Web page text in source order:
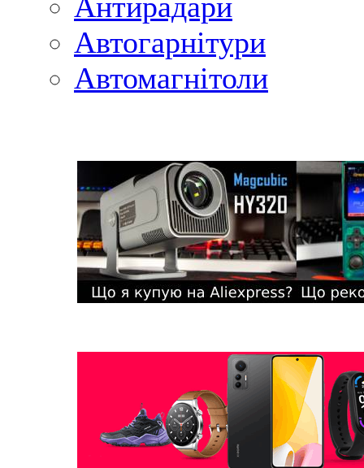
Автогарнітури
Автомагнітоли